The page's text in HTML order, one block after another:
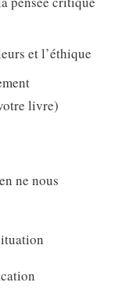
et l’éthique
livre)
ne nous